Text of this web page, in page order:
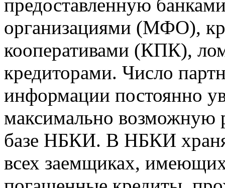
предоставленную
организациями (МФО),
кооперативами (КПК),
кредиторами. Число
информации постоянно
максимально возможную
базе НБКИ. В НБКИ
всех заемщиках,